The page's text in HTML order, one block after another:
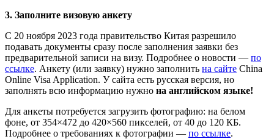
3. Заполните визовую анкету
С 20 ноября 2023 года правительство Китая разрешило
подавать документы сразу после заполнения заявки без
предварительной записи на визу. Подробнее о новости — по
ссылке. Анкету (или заявку) нужно заполнить на сайте China
Online Visa Application. У сайта есть русская версия, но
заполнять всю информацию нужно на английском языке!
Для анкеты потребуется загрузить фотографию: на белом
фоне, от 354×472 до 420×560 пикселей, от 40 до 120 КБ.
Подробнее о требованиях к фотографии — по ссылке.